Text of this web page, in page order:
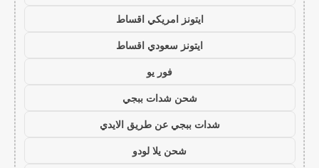
ايتونز امريكي اقساط
ايتونز سعودي اقساط
فور يو
شحن شدات ببجي
شدات ببجي عن طريق الايدي
شحن يلا لودو